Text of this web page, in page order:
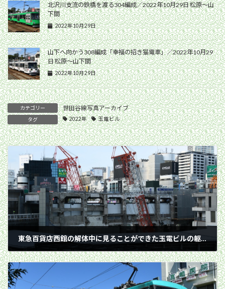
北沢川支流の鉄橋を渡る304編成／2022年10月29日 松原〜山
下間
2022年10月29日
山下へ向かう308編成「幸福の招き猫電車」／2022年10月29
日 松原〜山下間
2022年10月29日
カテゴリー 世田谷線写真アーカイブ
タグ 2022年 玉電ビル
東急百貨店西館の解体中に見ることができた玉電ビルの躯体／2022年8月7日 渋谷駅
2022年8月7日